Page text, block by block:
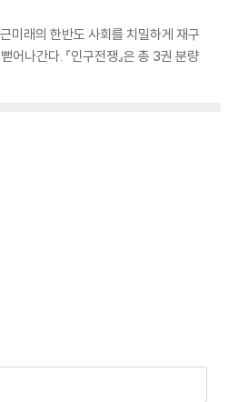
미래의 한반도 사회를 치밀하게 재구
나간다. 『인구전쟁』은 총 3권 분량